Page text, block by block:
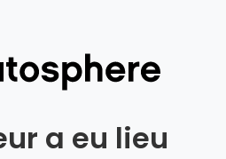
a eu lieu